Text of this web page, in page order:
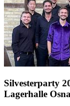
Silvesterparty
Lagerhalle